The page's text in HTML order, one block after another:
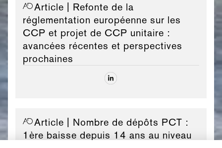
Article | Refonte de la
réglementation européenne sur les
CCP et projet de CCP unitaire :
avancées récentes et perspectives
prochaines
Article | Nombre de dépôts PCT :
1ère baisse depuis 14 ans au niveau